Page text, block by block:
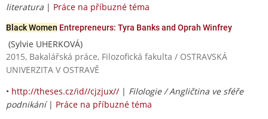
literatura | Práce na příbuzné téma
Black Women Entrepreneurs: Tyra Banks and Oprah Winfrey
(Sylvie UHERKOVÁ)
2015, Bakalářská práce, Filozofická fakulta / OSTRAVSKÁ
UNIVERZITA V OSTRAVĚ
• http://theses.cz/id//cjzjux// | Filologie / Angličtina ve sféře
podnikání| Práce na příbuzné téma